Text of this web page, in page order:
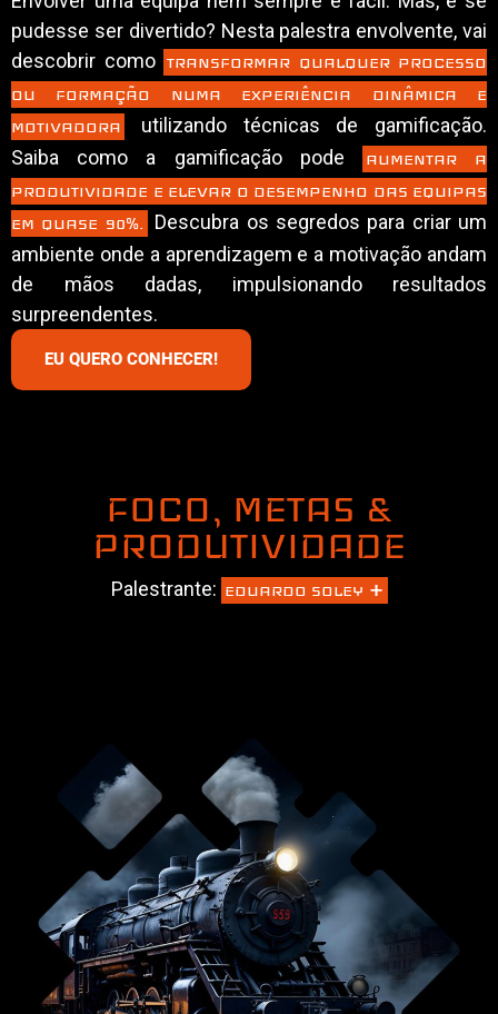
pudesse ser divertido? Nesta palestra envolvente, vai
descobrir como TRANSFORMAR QUALQUER PROCESSO
OU FORMAÇÃO NUMA EXPERIÊNCIA DINÂMICA E
MOTIVADORA
utilizando técnicas de gamificação.
Saiba como a gamificação pode
AUMENTAR A
PRODUTIVIDADE E ELEVAR O DESEMPENHO DAS EQUIPAS
EM QUASE 90%.
Descubra os segredos para criar um
ambiente onde a aprendizagem e a motivação andam
de mãos dadas, impulsionando resultados
surpreendentes.
EU QUERO CONHECER!
FOCO, METAS &
PRODUTIVIDADE
Palestrante: EDUARDO SOLEY +